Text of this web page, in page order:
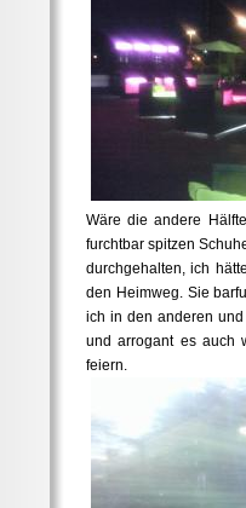
Wäre die andere
furchtbar spitzen
durchgehalten, ich
den Heimweg. Sie
ich in den anderen
und arrogant es auch
feiern.